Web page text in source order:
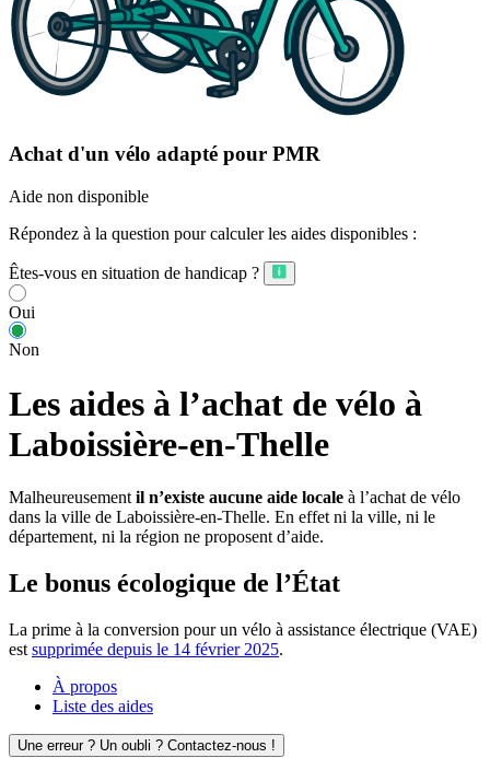
Achat d'un vélo adapté pour PMR
Aide non disponible
Répondez à la question pour calculer les aides disponibles :
Êtes-vous en situation de handicap ?
Oui
Non
Les aides à l’achat de vélo à
Laboissière-en-Thelle
Malheureusement il n’existe aucune aide locale à l’achat de vélo
dans la ville de Laboissière-en-Thelle. En effet ni la ville, ni le
département, ni la région ne proposent d’aide.
Le bonus écologique de l’État
La prime à la conversion pour un vélo à assistance électrique (VAE)
est supprimée depuis le 14 février 2025.
À propos
Liste des aides
Une erreur ? Un oubli ? Contactez-nous !